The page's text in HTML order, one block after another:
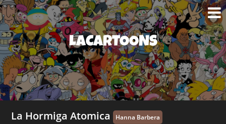
LACARTOONS
La Hormiga Atomica Hanna Barbera